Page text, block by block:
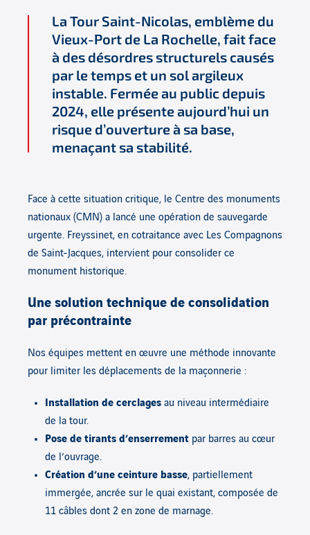
La Tour Saint-Nicolas, emblème du
Vieux-Port de La Rochelle, fait face
à des désordres structurels causés
par le temps et un sol argileux
instable. Fermée au public depuis
2024, elle présente aujourd’hui un
risque d’ouverture à sa base,
menaçant sa stabilité.
Face à cette situation critique, le Centre des monuments
nationaux (CMN) a lancé une opération de sauvegarde
urgente. Freyssinet, en cotraitance avec Les Compagnons
de Saint-Jacques, intervient pour consolider ce
monument historique.
Une solution technique de consolidation
par précontrainte
Nos équipes mettent en œuvre une méthode innovante
pour limiter les déplacements de la maçonnerie :
Installation de cerclages au niveau intermédiaire
de la tour.
Pose de tirants d’enserrement par barres au cœur
de l’ouvrage.
Création d’une ceinture basse, partiellement
immergée, ancrée sur le quai existant, composée de
11 câbles dont 2 en zone de marnage.